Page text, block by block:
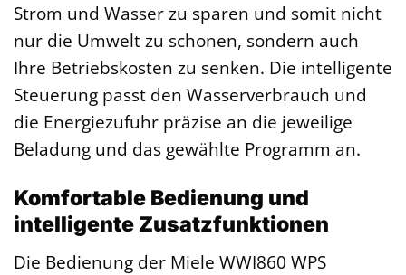
Strom und Wasser zu sparen und somit nicht
nur die Umwelt zu schonen, sondern auch
Ihre Betriebskosten zu senken. Die intelligente
Steuerung passt den Wasserverbrauch und
die Energiezufuhr präzise an die jeweilige
Beladung und das gewählte Programm an.
Komfortable Bedienung und
intelligente Zusatzfunktionen
Die Bedienung der Miele WWI860 WPS